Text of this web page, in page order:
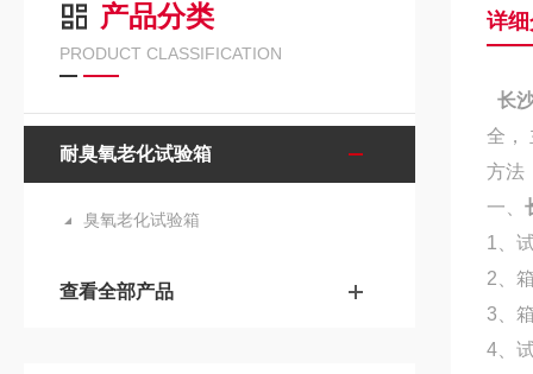
产品分类
PRODUCT CLASSIFICATION
耐臭氧老化试验箱
臭氧老化试验箱
查看全部产品
详
长
全，
方法
一、
1、
2、
3、
4、